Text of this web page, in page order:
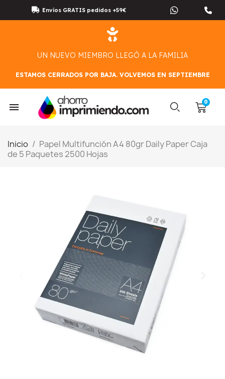
Envíos GRATIS pedidos +59€
UN NUEVO MIEMBRO LLEGÓ A LA FAMILIA
ESTAMOS CERRADOS POR BAJA. VOLVEMOS EN SEPTIEMBRE
Inicio
Papel Multifunción A4 80gr Daily Paper Caja
de 5 Paquetes 2500 Hojas